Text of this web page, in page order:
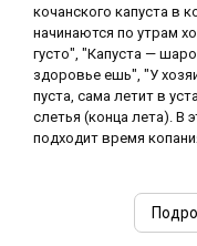
кочанского капуста в
начинаются по утрам
густо", "Капуста —
здоровье ешь", "У
пуста, сама летит в
слетья (конца лета). В
подходит время